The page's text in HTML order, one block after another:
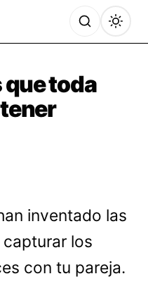
toda
inventado las
los
con tu pareja.